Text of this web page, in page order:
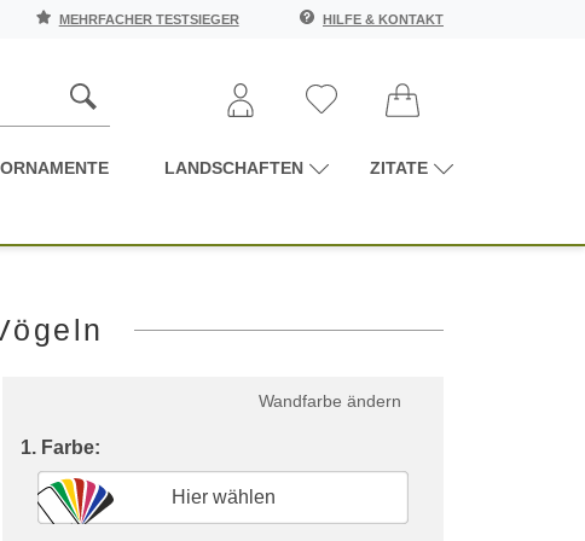
MEHRFACHER TESTSIEGER HILFE & KONTAKT
ORNAMENTE LANDSCHAFTEN ZITATE
Wandfarbe ändern
1. Farbe:
Hier wählen